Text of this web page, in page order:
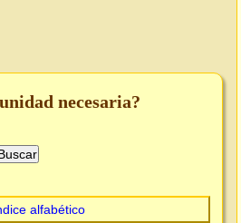
necesaria?
alfabético